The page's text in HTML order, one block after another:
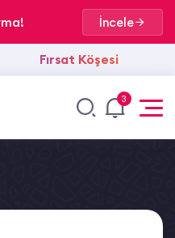
İncele
Fırsat Köşesi
3